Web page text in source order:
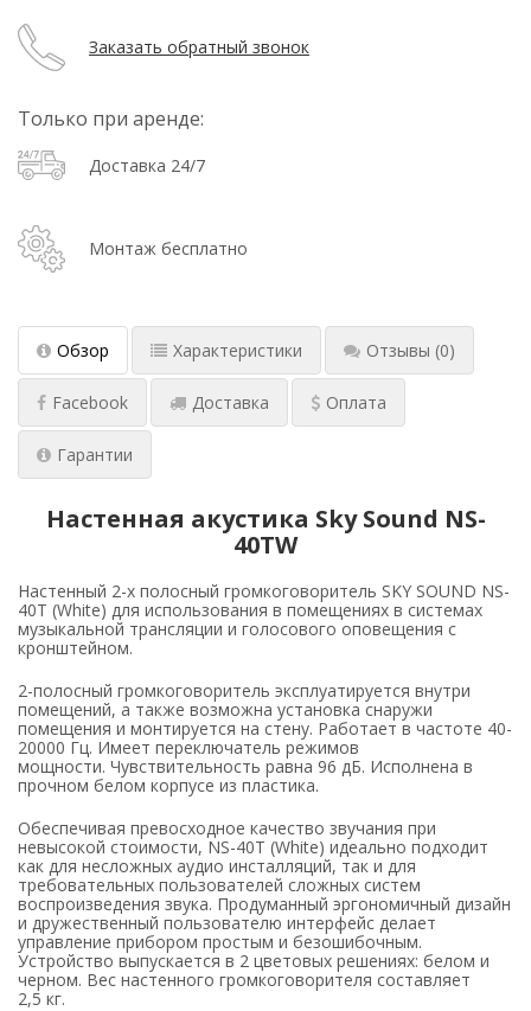
Заказать обратный звонок
Только при аренде:
Доставка 24/7
Монтаж бесплатно
Обзор Характеристики Отзывы (0)
Facebook Доставка Оплата
Гарантии
Настенная акустика Sky Sound NS-
40TW
Настенный 2-х полосный громкоговоритель SKY SOUND NS-
40T (White) для использования в помещениях в системах
музыкальной трансляции и голосового оповещения с
кронштейном.
2-полосный громкоговоритель эксплуатируется внутри
помещений, а также возможна установка снаружи
помещения и монтируется на стену. Работает в частоте 40-
20000 Гц. Имеет переключатель режимов
мощности. Чувствительность равна 96 дБ. Исполнена в
прочном белом корпусе из пластика.
Обеспечивая превосходное качество звучания при
невысокой стоимости, NS-40T (White) идеально подходит
как для несложных аудио инсталляций, так и для
требовательных пользователей сложных систем
воспроизведения звука. Продуманный эргономичный дизайн
и дружественный пользователю интерфейс делает
управление прибором простым и безошибочным.
Устройство выпускается в 2 цветовых решениях: белом и
черном. Вес настенного громкоговорителя составляет
2,5 кг.